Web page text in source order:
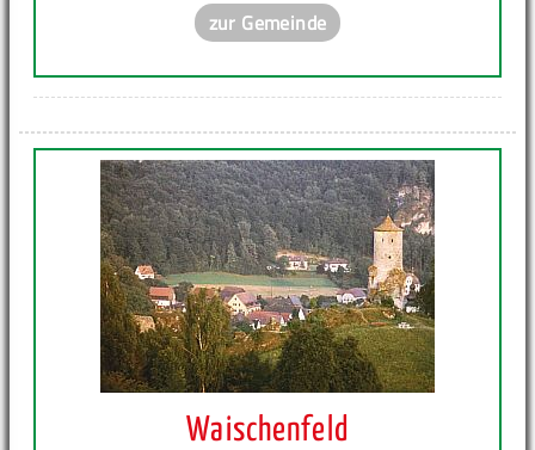
zur Gemeinde
Waischenfeld